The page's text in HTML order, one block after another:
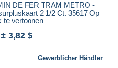
DE FER TRAM METRO -
2 1/2 Ct. 35617 Op
te vertoonen
± 3,82 $
Gewerblicher Händler